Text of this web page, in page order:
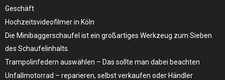
Geschäft
Hochzeitsvideofilmer in Köln
Die Minibaggerschaufel ist ein großartiges Werkzeug zum Sieben
des Schaufelinhalts.
Trampolinfedern auswählen – Das sollte man dabei beachten
Unfallmotorrad – reparieren, selbst verkaufen oder Händler